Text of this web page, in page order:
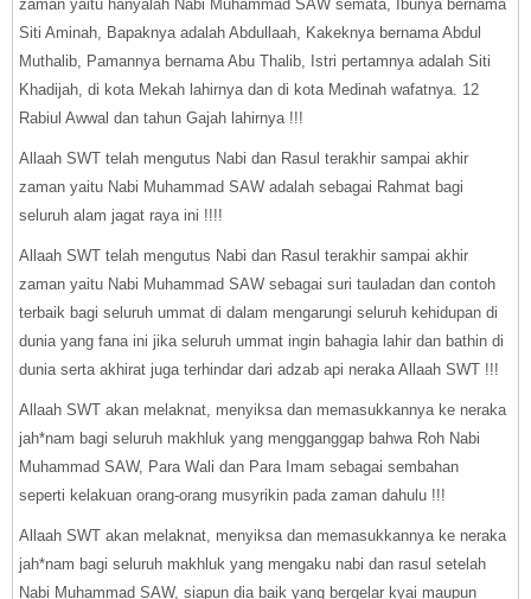
zaman yaitu hanyalah Nabi Muhammad SAW semata, Ibunya bernama
Siti Aminah, Bapaknya adalah Abdullaah, Kakeknya bernama Abdul
Muthalib, Pamannya bernama Abu Thalib, Istri pertamnya adalah Siti
Khadijah, di kota Mekah lahirnya dan di kota Medinah wafatnya. 12
Rabiul Awwal dan tahun Gajah lahirnya !!!
Allaah SWT telah mengutus Nabi dan Rasul terakhir sampai akhir
zaman yaitu Nabi Muhammad SAW adalah sebagai Rahmat bagi
seluruh alam jagat raya ini !!!!
Allaah SWT telah mengutus Nabi dan Rasul terakhir sampai akhir
zaman yaitu Nabi Muhammad SAW sebagai suri tauladan dan contoh
terbaik bagi seluruh ummat di dalam mengarungi seluruh kehidupan di
dunia yang fana ini jika seluruh ummat ingin bahagia lahir dan bathin di
dunia serta akhirat juga terhindar dari adzab api neraka Allaah SWT !!!
Allaah SWT akan melaknat, menyiksa dan memasukkannya ke neraka
jah*nam bagi seluruh makhluk yang mengganggap bahwa Roh Nabi
Muhammad SAW, Para Wali dan Para Imam sebagai sembahan
seperti kelakuan orang-orang musyrikin pada zaman dahulu !!!
Allaah SWT akan melaknat, menyiksa dan memasukkannya ke neraka
jah*nam bagi seluruh makhluk yang mengaku nabi dan rasul setelah
Nabi Muhammad SAW, siapun dia baik yang bergelar kyai maupun